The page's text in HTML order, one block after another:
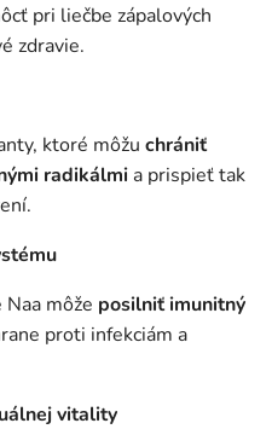
pri liečbe zápalových
zdravie.
ktoré môžu chrániť
radikálmi a prispieť tak
Naa môže posilniť imunitný
proti infekciám a
vitality